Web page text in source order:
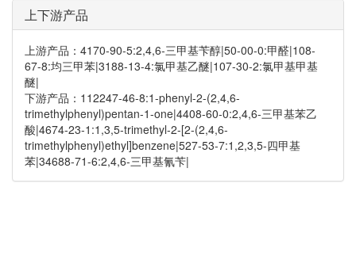
上下游产品
上游产品：4170-90-5:2,4,6-三甲基苄醇|50-00-0:甲醛|108-
67-8:均三甲苯|3188-13-4:氯甲基乙醚|107-30-2:氯甲基甲基
醚|
下游产品：112247-46-8:1-phenyl-2-(2,4,6-
trimethylphenyl)pentan-1-one|4408-60-0:2,4,6-三甲基苯乙
酸|4674-23-1:1,3,5-trimethyl-2-[2-(2,4,6-
trimethylphenyl)ethyl]benzene|527-53-7:1,2,3,5-四甲基
苯|34688-71-6:2,4,6-三甲基氰苄|